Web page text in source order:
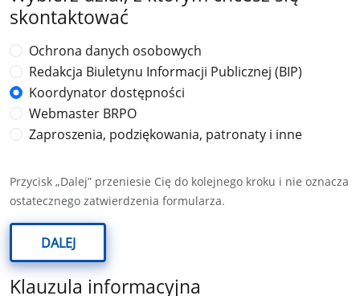
skontaktować
Ochrona danych osobowych
Redakcja Biuletynu Informacji Publicznej (BIP)
Koordynator dostępności
Webmaster BRPO
Zaproszenia, podziękowania, patronaty i inne
Przycisk „Dalej” przeniesie Cię do kolejnego kroku i nie oznacza
ostatecznego zatwierdzenia formularza.
DALEJ
Klauzula informacyjna